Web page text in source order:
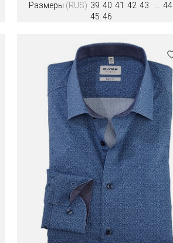
Размеры (RUS) 39 40 41 42 43
44
45 46